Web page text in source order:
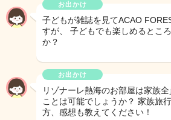
お出かけ
子どもが雑誌を見てACAO
すが、 子どもでも楽しめるとこ
か？
お出かけ
リゾナーレ熱海のお部屋は家族
ことは可能でしょうか？ 家族旅
方、感想も教えてください！